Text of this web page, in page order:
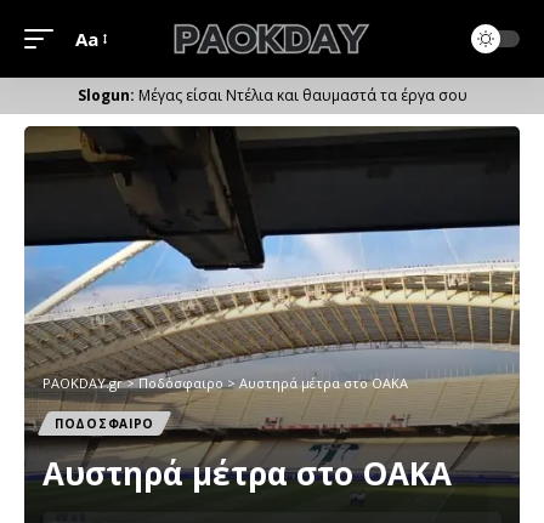
Μέγεθος
Γραμματοσειράς
Aa
Μέγας είσαι Ντέλια και θαυμαστά τα έργα σου
PAOKDAY.gr>Ποδόσφαιρο> Aυστηρά μέτρα στο ΟΑΚΑ
ΠΟΔΟΣΦΑΙΡΟ
Aυστηρά μέτρα στο ΟΑΚΑ